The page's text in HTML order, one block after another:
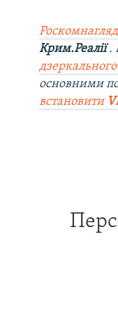
Крим.Реалії.
основними
встановити